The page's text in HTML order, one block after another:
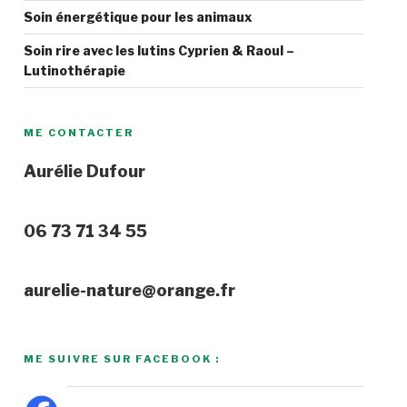
Soin énergétique pour les animaux
Soin rire avec les lutins Cyprien & Raoul –
Lutinothérapie
ME CONTACTER
Aurélie Dufour
06 73 71 34 55
aurelie-nature@orange.fr
ME SUIVRE SUR FACEBOOK :